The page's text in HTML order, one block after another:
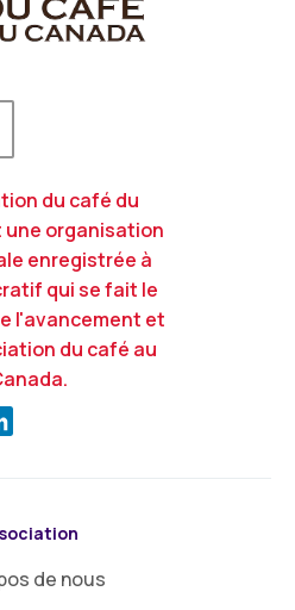
du café du
une organisation
enregistrée à
qui se fait le
l'avancement et
du café au
de nous